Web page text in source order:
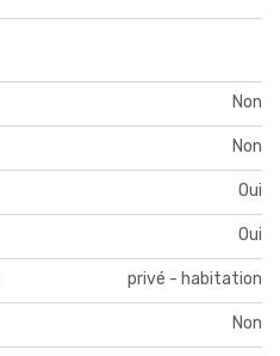
Non
Non
Oui
Oui
privé - habitation
Non